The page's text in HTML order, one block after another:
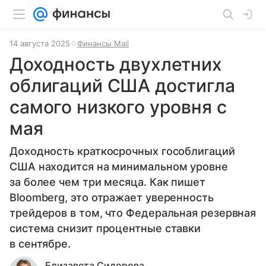
14 августа 2025 Финансы Mail
Доходность двухлетних
облигаций США достигла
самого низкого уровня с
мая
Доходность краткосрочных гособлигаций
США находится на минимальном уровне
за более чем три месяца. Как пишет
Bloomberg, это отражает уверенность
трейдеров в том, что Федеральная резервная
система снизит процентные ставки
в сентябре.